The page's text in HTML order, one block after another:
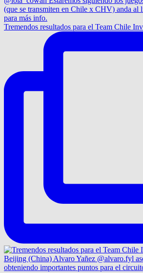
Tremendos resultados para el Team Chile